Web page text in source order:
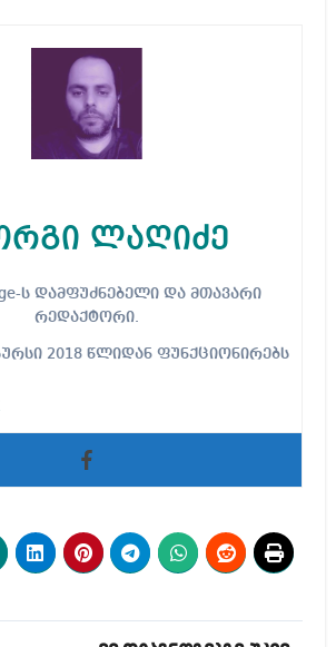
ლაღიძე
რედაქტორი.
2018 წლიდან ფუნქციონირებს